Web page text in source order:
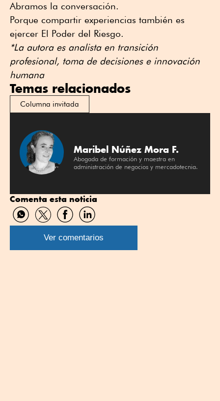
Abramos la conversación.
Porque compartir experiencias también es
ejercer El Poder del Riesgo.
*La autora es analista en transición
profesional, toma de decisiones e innovación
humana
Temas relacionados
Columna invitada
Maribel Núñez Mora F.
Abogada de formación y maestra en
administración de negocios y mercadotecnia.
Comenta esta noticia
Compartir
por
WhatsApp
Compartir
por
Twitter
Compartir
por
Facebook
Compartir
por
Linkedin
Ver comentarios